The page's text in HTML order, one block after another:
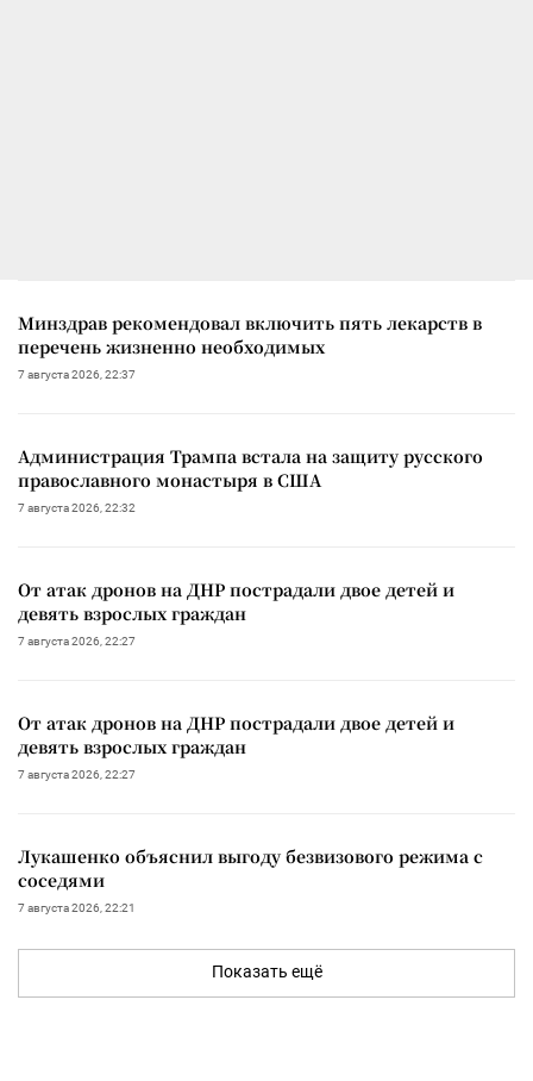
Минздрав рекомендовал включить пять лекарств в
перечень жизненно необходимых
7 августа 2026, 22:37
Администрация Трампа встала на защиту русского
православного монастыря в США
7 августа 2026, 22:32
От атак дронов на ДНР пострадали двое детей и
девять взрослых граждан
7 августа 2026, 22:27
От атак дронов на ДНР пострадали двое детей и
девять взрослых граждан
7 августа 2026, 22:27
Лукашенко объяснил выгоду безвизового режима с
соседями
7 августа 2026, 22:21
Показать ещё